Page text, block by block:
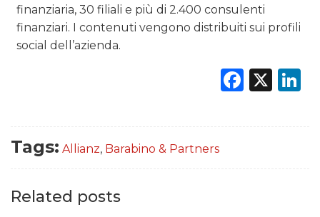
finanziaria, 30 filiali e più di 2.400 consulenti
finanziari. I contenuti vengono distribuiti sui profili
social dell’azienda.
X
Tags: Allianz, Barabino & Partners
Related posts